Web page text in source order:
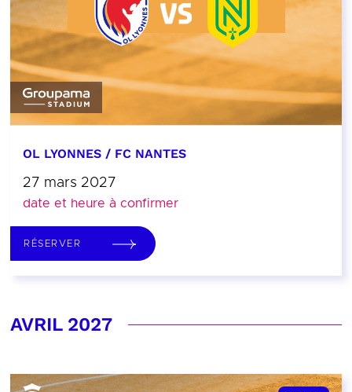
OL LYONNES / FC NANTES
27 mars 2027
date et heure à confirmer
RÉSERVER
AVRIL 2027